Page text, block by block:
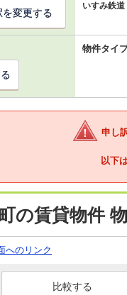
いすみ鉄道
を変更する
物件タイ
申し
以下
の賃貸物件
へのリンク